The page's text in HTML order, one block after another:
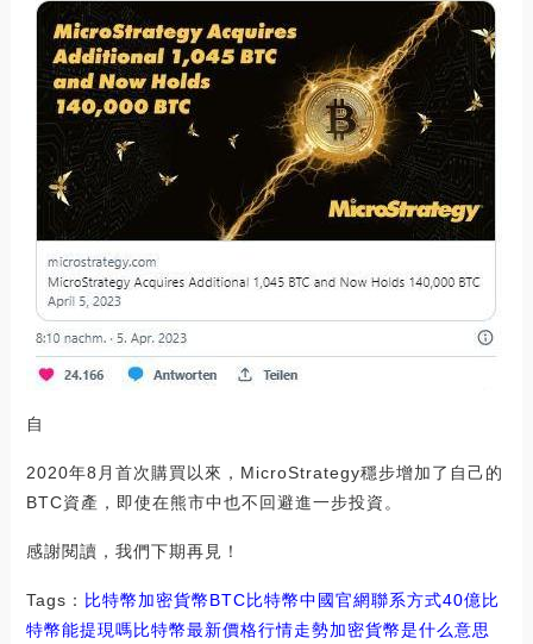
自
2020年8月首次購買以來，MicroStrategy穩步增加了自己的
BTC資產，即使在熊市中也不回避進一步投資。
感謝閱讀，我們下期再見！
Tags： 比特幣加密貨幣BTC比特幣中國官網聯系方式40億比
特幣能提現嗎比特幣最新價格行情走勢加密貨幣是什么意思